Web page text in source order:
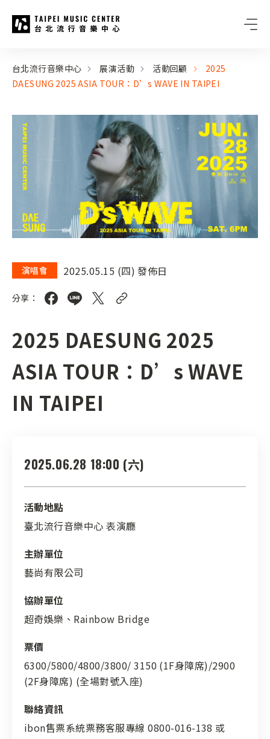
:::
台北流行音樂中心 展演活動 活動回顧
2025
DAESUNG 2025 ASIA TOUR：D’s WAVE IN TAIPEI
演唱會 2025.05.15 (四) 發佈日
分享：
2025 DAESUNG 2025
ASIA TOUR：D’s WAVE
IN TAIPEI
2025.06.28 18:00 (六)
活動地點
臺北流行音樂中心 表演廳
主辦單位
藝尚有限公司
協辦單位
超奇娛樂、Rainbow Bridge
票價
6300/5800/4800/3800/ 3150 (1F身障席)/2900
(2F身障席) (全場對號入座)
聯絡資訊
ibon售票系統票務客服專線 0800-016-138 或